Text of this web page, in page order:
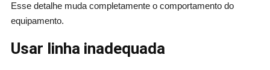
Esse detalhe muda completamente o comportamento do
equipamento.
Usar linha inadequada